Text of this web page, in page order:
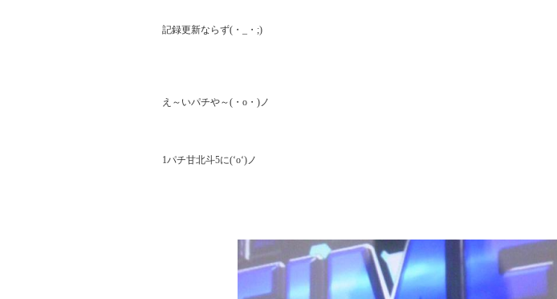
記録更新ならず(・_・;)
え～いパチや～(・o・)ノ
1パチ甘北斗5に(‘o‘)ノ